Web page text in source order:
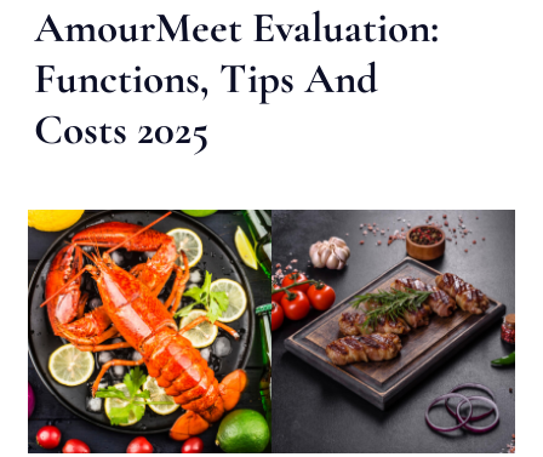
AmourMeet Evaluation:
Functions, Tips And
Costs 2025